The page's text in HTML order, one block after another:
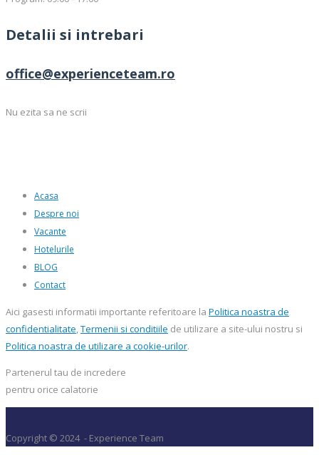
Detalii si intrebari
office@experienceteam.ro
Nu ezita sa ne scrii
Acasa
Despre noi
Vacante
Hotelurile
BLOG
Contact
Aici gasesti informatii importante referitoare la Politica noastra de
confidentialitate,Termenii si conditiile de utilizare a site-ului nostru si
Politica noastra de utilizare a cookie-urilor.
Partenerul tau de incredere
pentru orice calatorie
Copyright © 2024 - Experience Team